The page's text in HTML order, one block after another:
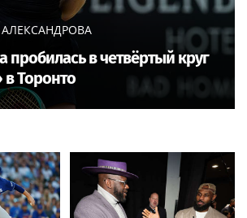
пробилась в четвёртый круг
Торонто